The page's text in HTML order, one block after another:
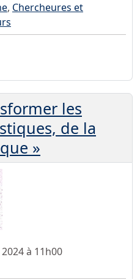
, Chercheures et
les
de la
»
à 11h00